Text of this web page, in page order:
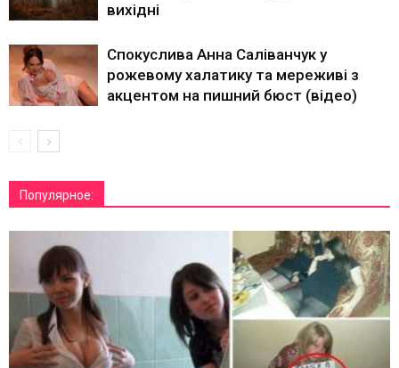
вихідні
Спокуслива Анна Саліванчук у
рожевому халатику та мереживі з
акцентом на пишний бюст (відео)
Популярное: